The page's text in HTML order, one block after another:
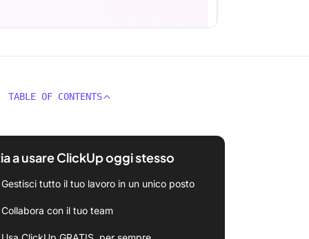
TABLE OF CONTENTS
a usare ClickUp oggi stesso
Gestisci tutto il tuo lavoro in un unico posto
Collabora con il tuo team